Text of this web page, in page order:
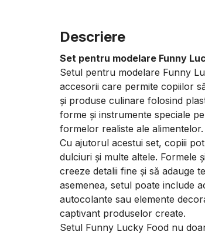
Descriere
Set pentru modelare Funny
Setul pentru modelare Funny
accesorii care permite copiilor
și produse culinare folosind
forme și instrumente speciale
formelor realiste ale alimentelor.
Cu ajutorul acestui set, copiii
dulciuri și multe altele. Formele
creeze detalii fine și să adauge
asemenea, setul poate include
autocolante sau elemente
captivant produselor create.
Setul Funny Lucky Food nu